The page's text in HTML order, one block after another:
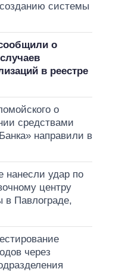
системы
о
в реестре
о
средствами
направили в
нанесли удар по
центру
в Павлограде,
через